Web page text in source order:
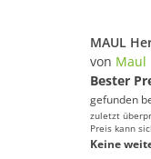
von Maul
Bester
gefunden
zuletzt
Preis kann
Keine